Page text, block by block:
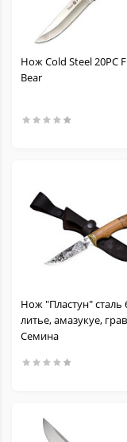
Темляки и
Масла для
Аксессуары
Нож Cold Steel 20PC
Bear
Нож "Пластун" сталь
литье, амазукуе,
Семина